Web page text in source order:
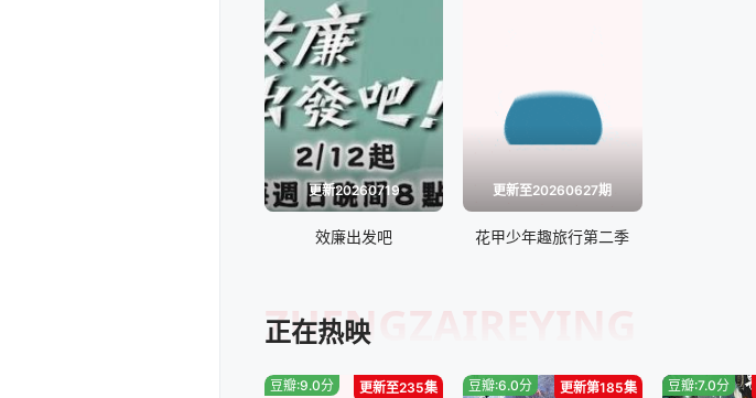
20250928
20251026
20251123
20251228
更新20260719
效廉出发吧
更新至20260627期
花甲少年趣旅行第二季
正在热映
ZHENGZAIREYING
更新至235集
豆瓣:9.0分 更新第185集
豆瓣:6.0分 豆瓣:7.0分